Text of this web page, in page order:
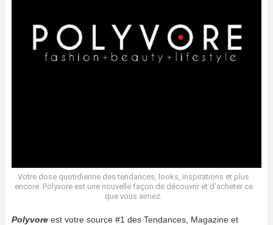
Votre dose quotidienne des tendances, looks, inspirations et plus
encore. Polyvore est une nouvelle façon de découvrir et d’acheter ce
que vous aimez.
Polyvore est votre source #1 des Tendances, Magazine et